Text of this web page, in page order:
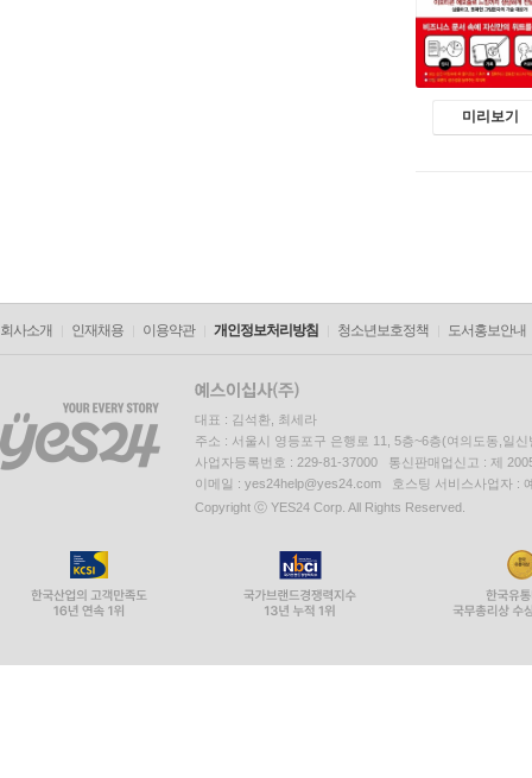
미리보기
회사소개 인재채용 이용약관 개인정보처리방침 청소년보호정책 도서홍보안내
대표 : 김석환, 최세라
주소 : 서울시 영등포구 은행로 11, 5층~6층(여의도동,일신
사업자등록번호 : 229-81-37000 통신판매업신고 : 제
이메일 : yes24help@yes24.com 호스팅 서비스사업자 :
Copyright ⓒ YES24 Corp. All Rights Reserved.